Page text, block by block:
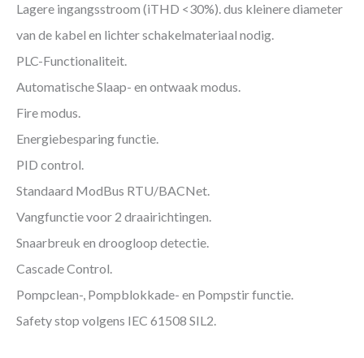
Lagere ingangsstroom (iTHD <30%). dus kleinere diameter
van de kabel en lichter schakelmateriaal nodig.
PLC-Functionaliteit.
Automatische Slaap- en ontwaak modus.
Fire modus.
Energiebesparing functie.
PID control.
Standaard ModBus RTU/BACNet.
Vangfunctie voor 2 draairichtingen.
Snaarbreuk en droogloop detectie.
Cascade Control.
Pompclean-, Pompblokkade- en Pompstir functie.
Safety stop volgens IEC 61508 SIL2.